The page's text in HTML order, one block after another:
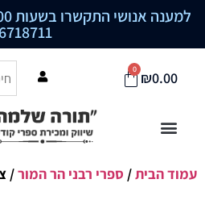
למענה אנושי התקשרו בשעות 09:00-19:00 לטלפון
6718711
₪0.00
0
עמוד הבית/ ספרי רבני הר המור/